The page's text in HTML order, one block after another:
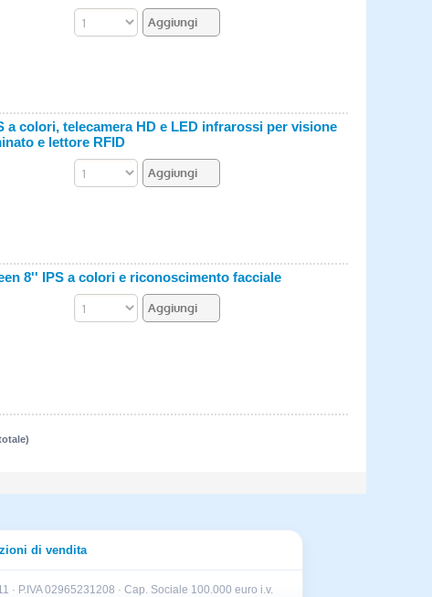
colori, telecamera HD e LED infrarossi per visione
e lettore RFID
8'' IPS a colori e riconoscimento facciale
di vendita
· P.IVA 02965231208 · Cap. Sociale 100.000 euro i.v.